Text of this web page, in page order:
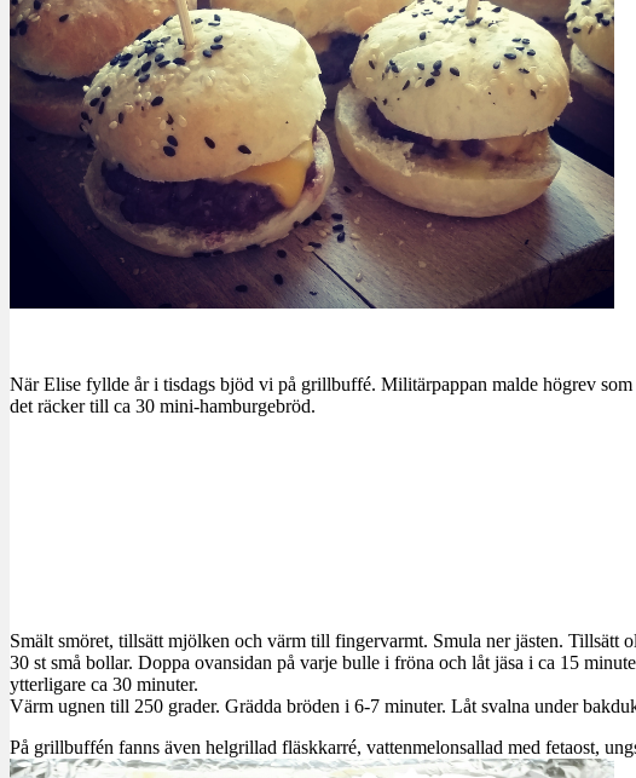
När Elise fyllde år i tisdags bjöd vi på grillbuffé. Militärpappan malde högrev
det räcker till ca 30 mini-hamburgebröd.
Smält smöret, tillsätt mjölken och värm till fingervarmt. Smula ner jästen. Tillsätt
30 st små bollar. Doppa ovansidan på varje bulle i fröna och låt jäsa i ca 15
ytterligare ca 30 minuter.
Värm ugnen till 250 grader. Grädda bröden i 6-7 minuter. Låt svalna under
På grillbuffén fanns även helgrillad fläskkarré, vattenmelonsallad med fetaost,